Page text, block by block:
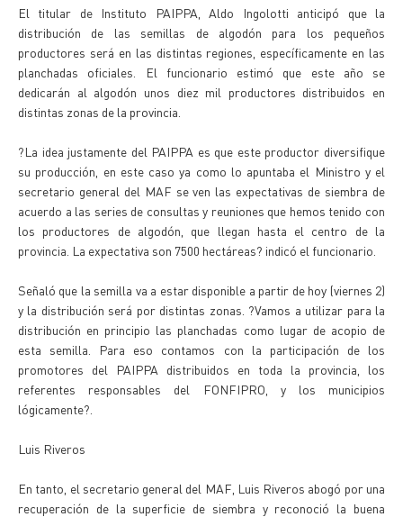
El titular de Instituto PAIPPA, Aldo Ingolotti anticipó que la
distribución de las semillas de algodón para los pequeños
productores será en las distintas regiones, específicamente en las
planchadas oficiales. El funcionario estimó que este año se
dedicarán al algodón unos diez mil productores distribuidos en
distintas zonas de la provincia.
?La idea justamente del PAIPPA es que este productor diversifique
su producción, en este caso ya como lo apuntaba el Ministro y el
secretario general del MAF se ven las expectativas de siembra de
acuerdo a las series de consultas y reuniones que hemos tenido con
los productores de algodón, que llegan hasta el centro de la
provincia. La expectativa son 7500 hectáreas? indicó el funcionario.
Señaló que la semilla va a estar disponible a partir de hoy (viernes 2)
y la distribución será por distintas zonas. ?Vamos a utilizar para la
distribución en principio las planchadas como lugar de acopio de
esta semilla. Para eso contamos con la participación de los
promotores del PAIPPA distribuidos en toda la provincia, los
referentes responsables del FONFIPRO, y los municipios
lógicamente?.
Luis Riveros
En tanto, el secretario general del MAF, Luis Riveros abogó por una
recuperación de la superficie de siembra y reconoció la buena